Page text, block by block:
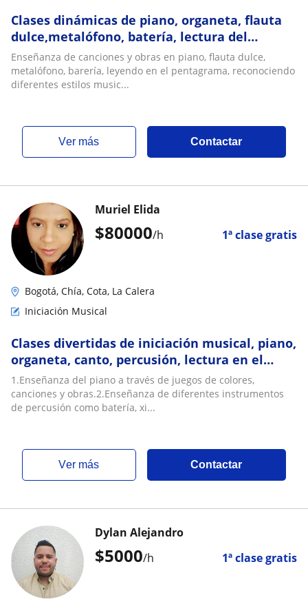
Clases dinámicas de piano, organeta, flauta
dulce,metalófono, batería, lectura del
pentagrama, apoyo de tareas
Enseñanza de canciones y obras en piano, flauta dulce,
metalófono, barería, leyendo en el pentagrama, reconociendo
diferentes estilos music...
ver más Contactar
$80000/h 1ª clase gratis
Muriel Elida
Bogotá, Chía, Cota, La Calera
Iniciación Musical
Clases divertidas de iniciación musical, piano,
organeta, canto, percusión, lectura en el
pentagrama
1.Enseñanza del piano a través de juegos de colores,
canciones y obras.2.Enseñanza de diferentes instrumentos
de percusión como batería, xi...
ver más Contactar
$5000/h 1ª clase gratis
Dylan Alejandro